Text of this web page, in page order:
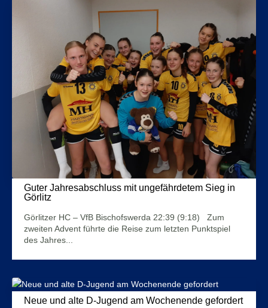
Guter Jahresabschluss mit ungefährdetem Sieg in
Görlitz
Görlitzer HC – VfB Bischofswerda 22:39 (9:18) Zum
zweiten Advent führte die Reise zum letzten Punktspiel
des Jahres...
Neue und alte D-Jugend am Wochenende gefordert